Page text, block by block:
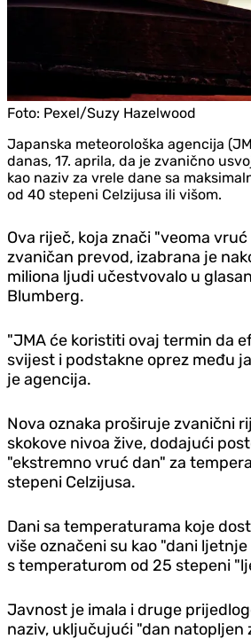
Foto: Pexel/Suzy Hazelwood
Japanska meteorološka agencija
danas, 17. aprila, da je zvanično
kao naziv za vrele dane sa
od 40 stepeni Celzijusa ili višom.
Ova riječ, koja znači "veoma vruć
zvaničan prevod, izabrana je
miliona ljudi učestvovalo u
Blumberg.
"JMA će koristiti ovaj termin da
svijest i podstakne oprez među
je agencija.
Nova oznaka proširuje zvanični
skokove nivoa žive, dodajući
"ekstremno vruć dan" za
stepeni Celzijusa.
Dani sa temperaturama koje
više označeni su kao "dani
s temperaturom od 25 stepeni
Javnost je imala i druge
naziv, uključujući "dan natopljen